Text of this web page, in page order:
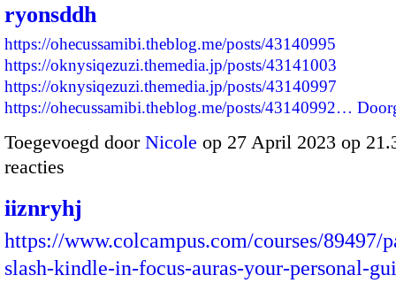
ryonsddh
https://ohecussamibi.theblog.me/posts/43140995
https://oknysiqezuzi.themedia.jp/posts/43141003
https://oknysiqezuzi.themedia.jp/posts/43140997
https://ohecussamibi.theblog.me/posts/43140992…
Toegevoegd door Nicole op 27 April 2023 op
reacties
iiznryhj
https://www.colcampus.com/courses/89497/
slash-kindle-in-focus-auras-your-personal-